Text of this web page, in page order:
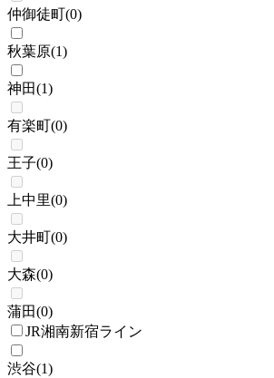
仲御徒町(0)
秋葉原(1)
神田(1)
有楽町(0)
王子(0)
上中里(0)
大井町(0)
大森(0)
蒲田(0)
JR湘南新宿ライン
渋谷(1)